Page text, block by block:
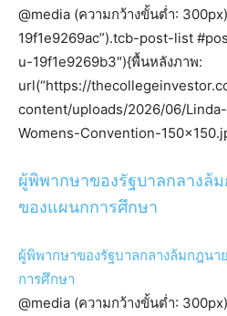
@media (ความกว้างขั้นต่ำ:
19f1e9269ac”).tcb-post-list
u-19f1e9269b3″){พื้นหลังภาพ:
url(“https://
content/uploads/2026/06/
Womens-Convention-
ผู้พิพากษาของรัฐบาลกลางล้ม
ของแผนกการศึกษา
ผู้พิพากษาของรัฐบาลกลางล้มกฎนา
การศึกษา
@media (ความกว้างขั้นต่ำ: